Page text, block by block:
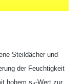
Steildächer und
der Feuchtigkeit
hohem s -Wert zur